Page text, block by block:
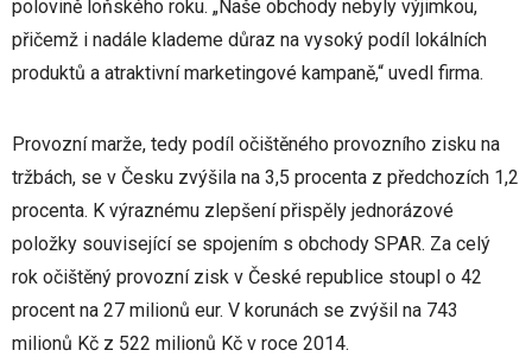
polovině loňského roku. „Naše obchody nebyly výjimkou,
přičemž i nadále klademe důraz na vysoký podíl lokálních
produktů a atraktivní marketingové kampaně,“ uvedl firma.
Provozní marže, tedy podíl očištěného provozního zisku na
tržbách, se v Česku zvýšila na 3,5 procenta z předchozích 1,2
procenta. K výraznému zlepšení přispěly jednorázové
položky související se spojením s obchody SPAR. Za celý
rok očištěný provozní zisk v České republice stoupl o 42
procent na 27 milionů eur. V korunách se zvýšil na 743
milionů Kč z 522 milionů Kč v roce 2014.